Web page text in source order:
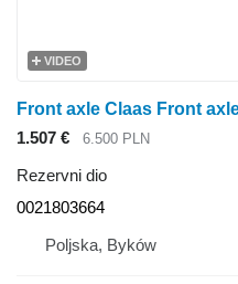
VIDEO
1.507 € 6.500 PLN
Rezervni dio
0021803664
Poljska, Byków